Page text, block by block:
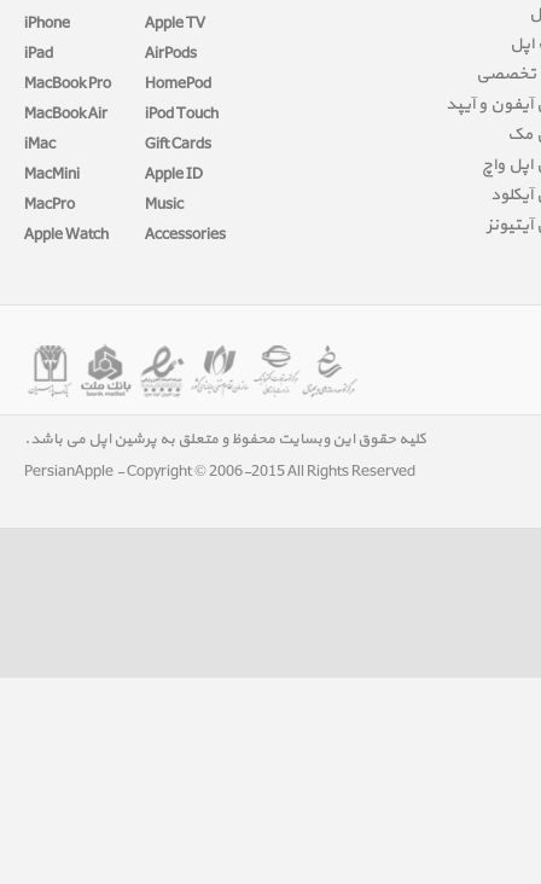
iPhone
iPad
MacBook Pro
MacBook Air
iMac
MacMini
MacPro
Apple Watch
Apple TV
AirPods
HomePod
iPod Touch
Gift Cards
Apple ID
Music
Accessories
اپل
تخصصی
و آیپد
مک
واچ
کلیه حقوق این وبسایت محفوظ و متعلق به پرشین اپل می باشد.
PersianApple - Copyright © 2006-2015 All Rights Reserved